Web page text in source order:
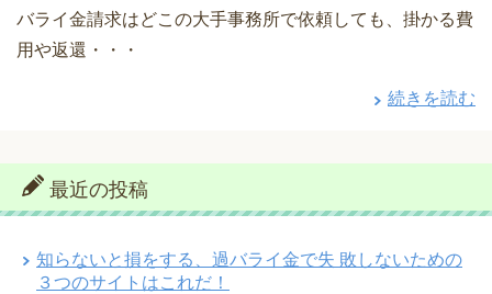
バライ金請求はどこの大手事務所で依頼しても、掛かる費
用や返還・・・
続きを読む
最近の投稿
知らないと損をする、過バライ金で失 敗しないための
３つのサイトはこれだ！